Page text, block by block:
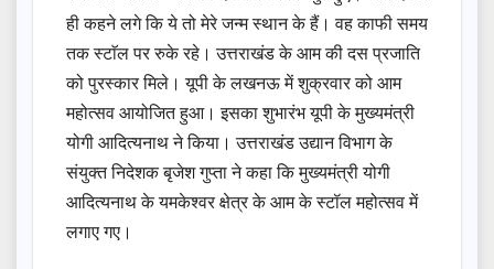
ही कहने लगे कि ये तो मेरे जन्म स्थान के हैं। वह काफी समय
तक स्टाॅल पर रुके रहे। उत्तराखंड के आम की दस प्रजाति
को पुरस्कार मिले। यूपी के लखनऊ में शुक्रवार को आम
महोत्सव आयोजित हुआ। इसका शुभारंभ यूपी के मुख्यमंत्री
योगी आदित्यनाथ ने किया। उत्तराखंड उद्यान विभाग के
संयुक्त निदेशक बृजेश गुप्ता ने कहा कि मुख्यमंत्री योगी
आदित्यनाथ के यमकेश्वर क्षेत्र के आम के स्टॉल महोत्सव में
लगाए गए।